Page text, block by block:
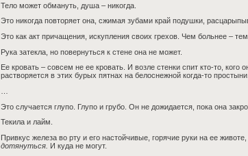
Тело может обмануть, душа – никогда.
Это никогда повторяет она, сжимая зубами край подушки,
Это как акт причащения, искупления своих грехов. Чем больнее –
Рука затекла, но повернуться к стене она не может.
Ее кровать – совсем не ее кровать. И возле стенки спит кто-то,
растворяется в этих бурых пятнах на белоснежной когда-то простыни.
Это случается глупо. Глупо и грубо. Он не дожидается, пока она
Текила и лайм.
Привкус железа во рту и его настойчивые, горячие руки на ее
дотянуться. И куда не могут.